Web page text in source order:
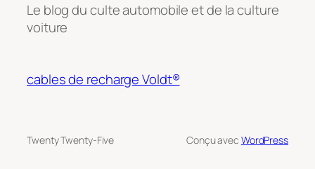
Le blog du culte automobile et de la culture
voiture
cables de recharge Voldt®
Twenty Twenty-Five Conçu avec WordPress